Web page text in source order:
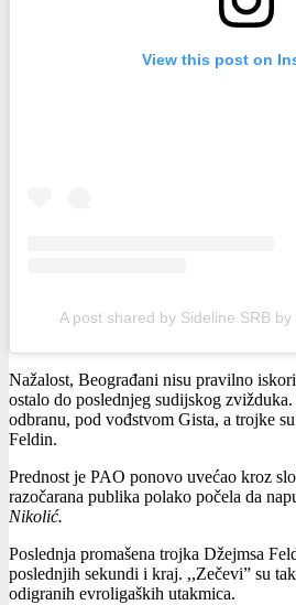
View this post on
A post shared by Sideline SRB
Nažalost, Beograđani nisu pravilno
ostalo do poslednjeg sudijskog
odbranu, pod vođstvom Gista, a trojke
Feldin.
Prednost je PAO ponovo uvećao kroz
razočarana publika polako počela da
Nikolić.
Poslednja promašena trojka Džejmsa
poslednjih sekundi i kraj. ,,Zečevi” su
odigranih evroligaških utakmica.